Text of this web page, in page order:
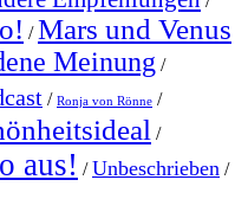
/Mars und Venus
Meinung /
/ Ronja von Rönne /
/
aus! /Unbeschrieben /